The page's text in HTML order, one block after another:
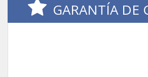
GARANTÍA DE